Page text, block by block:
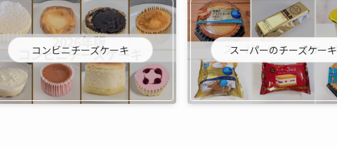
コンビニチーズケーキ スーパーのチーズケーキ